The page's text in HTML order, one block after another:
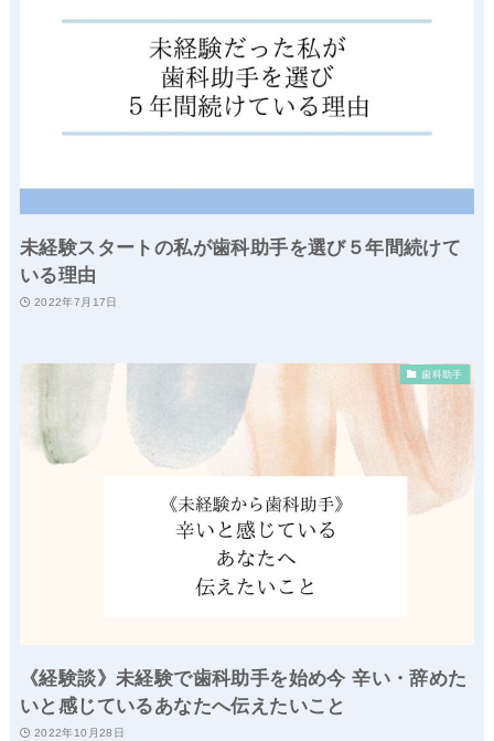
未経験スタートの私が歯科助手を選び５年間続けて
いる理由
2022年7月17日
歯科助手
《経験談》未経験で歯科助手を始め今 辛い・辞めた
いと感じているあなたへ伝えたいこと
2022年10月28日